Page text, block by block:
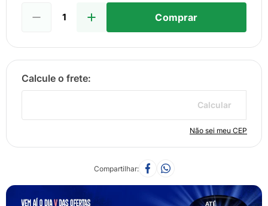
Comprar
Não sei meu CEP
Calcular
Compartilhar